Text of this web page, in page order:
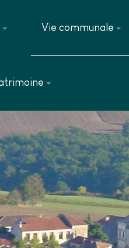
Vie communale